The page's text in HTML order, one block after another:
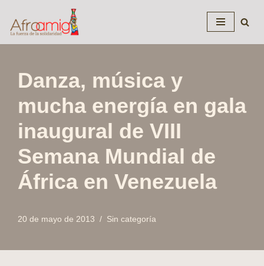
Saltar
al
Danza, música y
mucha energía en gala
inaugural de VIII
Semana Mundial de
África en Venezuela
20 de mayo de 2013 Sin categoría